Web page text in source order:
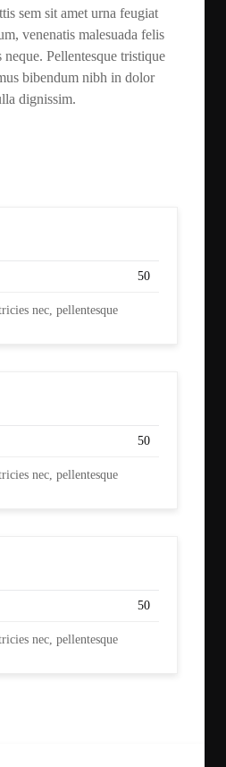
sem sit amet urna feugiat
venenatis malesuada felis
Pellentesque tristique
bibendum nibh in dolor
dignissim.
50
nec, pellentesque
50
nec, pellentesque
50
nec, pellentesque